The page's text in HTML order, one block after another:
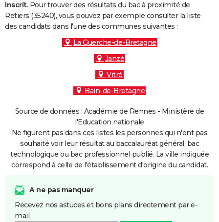
FORUM
inscrit. Pour trouver des résultats du bac à proximité de
Retiers (35240), vous pouvez par exemple consulter la liste
des candidats dans l'une des communes suivantes :
La Guerche-de-Bretagne
Janzé
Vitré
Bain-de-Bretagne
Source de données : Académie de Rennes - Ministère de
l'Education nationale
Ne figurent pas dans ces listes les personnes qui n'ont pas
souhaité voir leur résultat au baccalauréat général, bac
technologique ou bac professionnel publié. La ville indiquée
correspond à celle de l'établissement d'origine du candidat.
A ne pas manquer
Recevez nos astuces et bons plans directement par e-
mail.